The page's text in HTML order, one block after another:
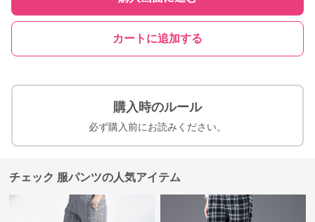
カートに追加する
購入時のルール
必ず購入前にお読みください。
チェック 服パンツの人気アイテム